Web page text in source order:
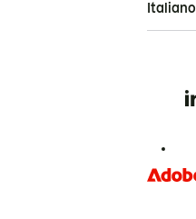
Italiano